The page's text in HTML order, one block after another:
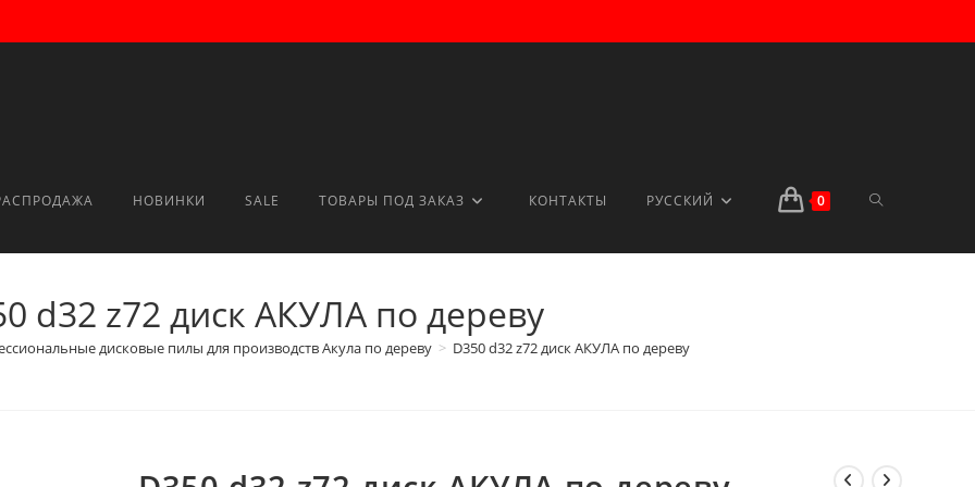
НОВИНКИ SALE ТОВАРЫ ПОД ЗАКАЗ КОНТАКТЫ РУССКИЙ 0
d32 z72 диск АКУЛА по дереву
дисковые пилы для производств Акула по дереву > D350 d32 z72 диск АКУЛА по дереву